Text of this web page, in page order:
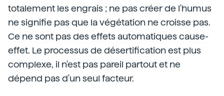
totalement les engrais ; ne pas créer de l'humus
ne signifie pas que la végétation ne croisse pas.
Ce ne sont pas des effets automatiques cause-
effet. Le processus de désertification est plus
complexe, il n'est pas pareil partout et ne
dépend pas d'un seul facteur.